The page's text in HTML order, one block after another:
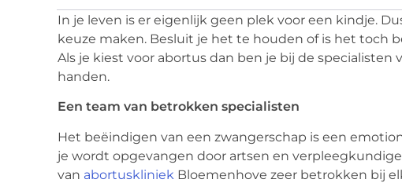
In je leven is er eigenlijk geen plek voor een kindje.
keuze maken. Besluit je het te houden of is het toch
Als je kiest voor abortus dan ben je bij de
handen.
Een team van betrokken specialisten
Het beëindigen van een zwangerschap is een
je wordt opgevangen door artsen en
van abortuskliniek Bloemenhove zeer betrokken bij